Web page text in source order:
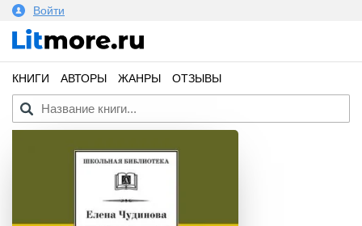
Войти
КНИГИ АВТОРЫ ЖАНРЫ ОТЗЫВЫ